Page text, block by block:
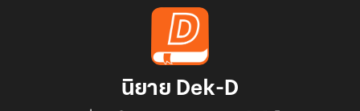
นิยาย Dek-D